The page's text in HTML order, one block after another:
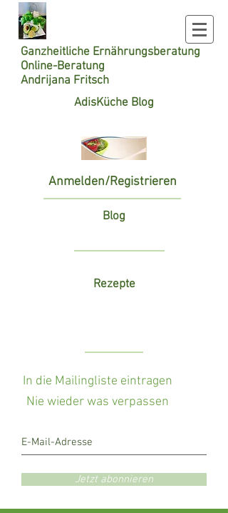
Ganzheitliche Ernährungsberatung
Online-Beratung
Andrijana Fritsch
AdisKüche Blog
Anmelden/Registrieren
Blog
Rezepte
In die Mailingliste eintragen
Nie wieder was verpassen
Jetzt abonnieren